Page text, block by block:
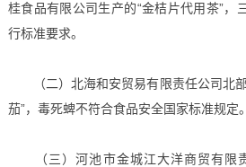
桂食品有限公司生产的“金桔片代用茶”，
行标准要求。
（二）北海和安贸易有限责任公司北部
茄”，毒死蜱不符合食品安全国家标准规定。
（三）河池市金城江大洋商贸有限